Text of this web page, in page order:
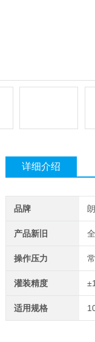
详细介绍
品牌
产品新旧
操作压力
灌装精度
适用规格